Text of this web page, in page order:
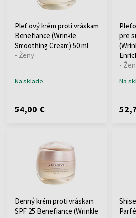
Pleť ový krém proti vráskam
Benefiance (Wrinkle
Smoothing Cream) 50 ml
- Ženy
Na sklade
54,00 €
pre
-
Na
Denný krém proti vráskam
SPF 25 Benefiance (Wrinkle